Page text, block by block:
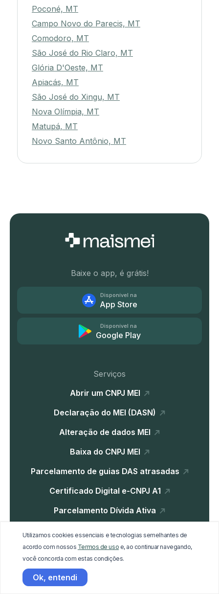
Poconé, MT
Campo Novo do Parecis, MT
Comodoro, MT
São José do Rio Claro, MT
Glória D'Oeste, MT
Apiacás, MT
São José do Xingu, MT
Nova Olímpia, MT
Matupá, MT
Novo Santo Antônio, MT
Baixe o app, é grátis!
Disponível na
App Store
Disponível na
Google Play
Serviços
Abrir um CNPJ MEI
Declaração do MEI (DASN)
Alteração de dados MEI
Baixa do CNPJ MEI
Parcelamento de guias DAS atrasadas
Certificado Digital e-CNPJ A1
Parcelamento Dívida Ativa
Institucional
Home
Utilizamos cookies essenciais e tecnologias semelhantes de
acordo com nossos Termos de uso e, ao continuar navegando,
você concorda com estas condições.
Ok, entendi